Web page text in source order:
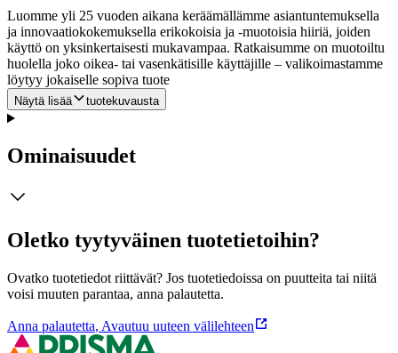
Luomme yli 25 vuoden aikana keräämällämme asiantuntemuksella
ja innovaatiokokemuksella erikokoisia ja -muotoisia hiiriä, joiden
käyttö on yksinkertaisesti mukavampaa. Ratkaisumme on muotoiltu
huolella joko oikea- tai vasenkätisille käyttäjille – valikoimastamme
löytyy jokaiselle sopiva tuote
Näytä lisää tuotekuvausta
Ominaisuudet
Oletko tyytyväinen tuotetietoihin?
Ovatko tuotetiedot riittävät? Jos tuotetiedoissa on puutteita tai niitä
voisi muuten parantaa, anna palautetta.
Anna palautetta, Avautuu uuteen välilehteen